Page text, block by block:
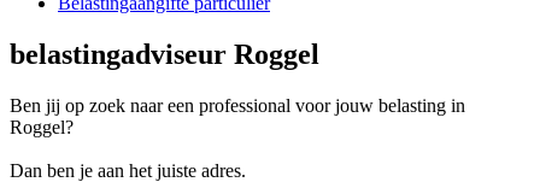
belastingadviseur Roggel
Ben jij op zoek naar een professional voor jouw belasting in
Roggel?
Dan ben je aan het juiste adres.